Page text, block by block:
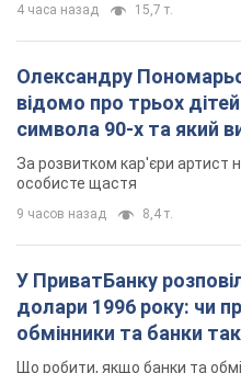
4 часа назад 15,7 т.
Олександру
відомо про трьох
символа 90-х та який
мають
За розвитком кар'єри артист
особисте щастя
9 часов назад 8,4 т.
У ПриватБанку
долари 1996 року: чи
обмінники та банки
Що робити, якщо банки та